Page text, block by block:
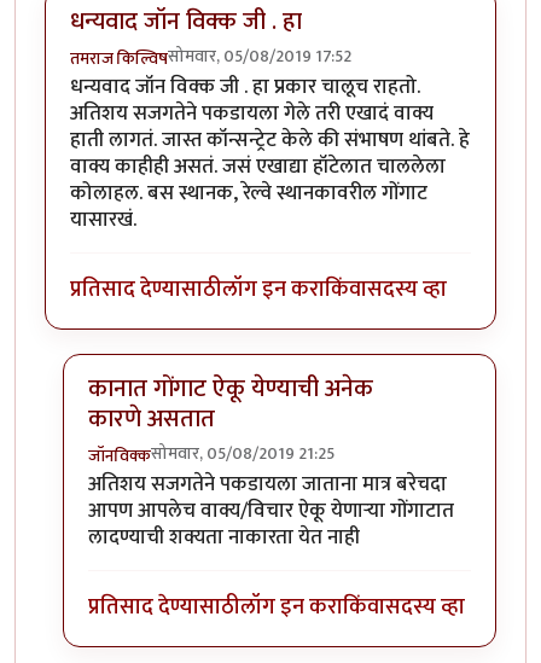
धन्यवाद जॉन विक्क जी . हा
तमराज किल्विषसोमवार, 05/08/2019 17:52
धन्यवाद जॉन विक्क जी . हा प्रकार चालूच राहतो.
अतिशय सजगतेने पकडायला गेले तरी एखादं वाक्य
हाती लागतं. जास्त कॉन्सन्ट्रेट केले की संभाषण थांबते. हे
वाक्य काहीही असतं. जसं एखाद्या हॉटेलात चाललेला
कोलाहल. बस स्थानक, रेल्वे स्थानकावरील गोंगाट
यासारखं.
प्रतिसाद देण्यासाठीलॉग इन कराकिंवासदस्य व्हा
कानात गोंगाट ऐकू येण्याची अनेक
कारणे असतात
जॉनविक्कसोमवार, 05/08/2019 21:25
In reply toधन्यवाद जॉन विक्क जी . हाbyतमराज किल्विष
अतिशय सजगतेने पकडायला जाताना मात्र बरेचदा
आपण आपलेच वाक्य/विचार ऐकू येणाऱ्या गोंगाटात
लादण्याची शक्यता नाकारता येत नाही
प्रतिसाद देण्यासाठीलॉग इन कराकिंवासदस्य व्हा